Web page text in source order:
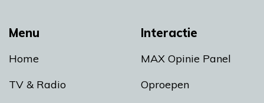
Menu
Home
TV & Radio
Interactie
MAX Opinie Panel
Oproepen